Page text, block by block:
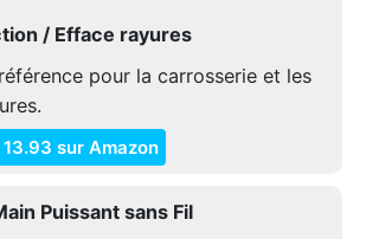
/ Efface rayures
pour la carrosserie et les
sur Amazon
Puissant sans Fil